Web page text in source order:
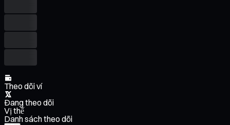
Theo dõi ví
Đang theo dõi
Vị thế
Danh sách theo dõi